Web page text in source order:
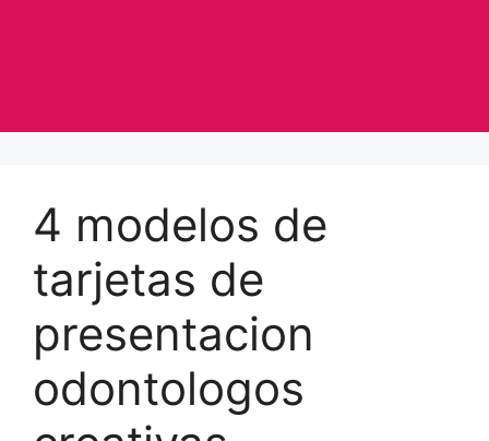
4 modelos de
tarjetas de
presentacion
odontologos